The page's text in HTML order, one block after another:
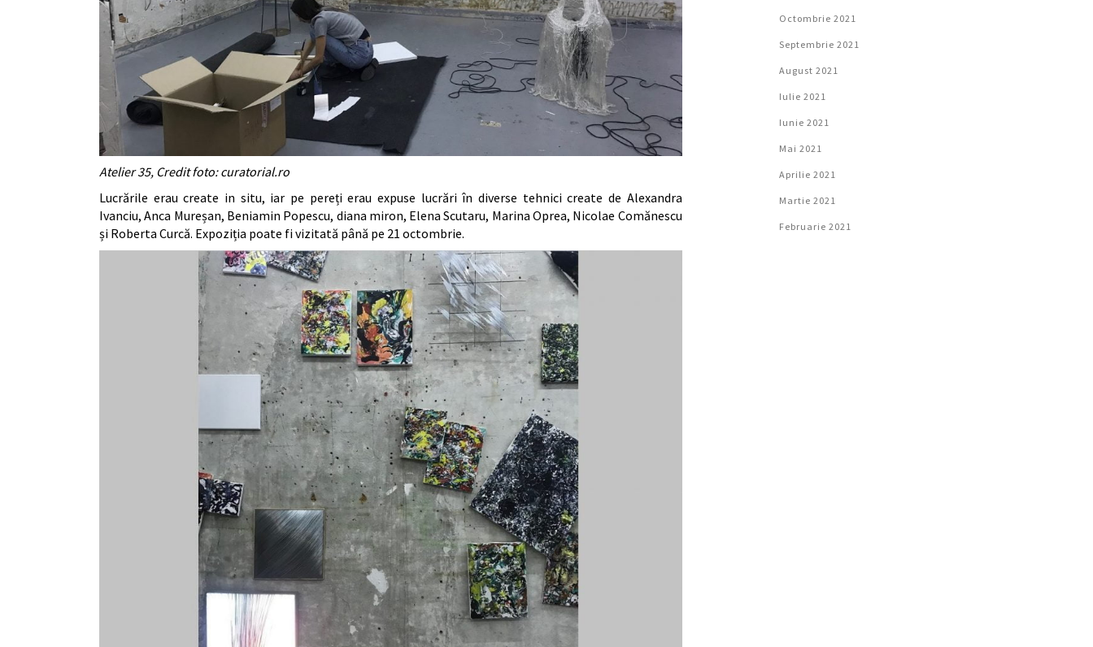
Atelier 35, Credit foto: curatorial.ro
Lucrările erau create in situ, iar pe pereți erau expuse lucrări în diverse tehnici create de Alexandra
Ivanciu, Anca Mureșan, Beniamin Popescu, diana miron, Elena Scutaru, Marina Oprea, Nicolae Comănescu
și Roberta Curcă. Expoziția poate fi vizitată până pe 21 octombrie.
Octombrie 2021
Septembrie 2021
August 2021
Iulie 2021
Iunie 2021
Mai 2021
Aprilie 2021
Martie 2021
Februarie 2021